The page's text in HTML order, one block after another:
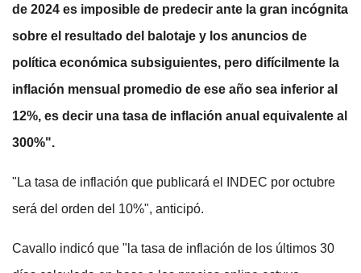
de 2024 es imposible de predecir ante la gran incógnita
sobre el resultado del balotaje y los anuncios de
política económica subsiguientes, pero difícilmente la
inflación mensual promedio de ese año sea inferior al
12%, es decir una tasa de inflación anual equivalente al
300%".
"La tasa de inflación que publicará el INDEC por octubre
será del orden del 10%", anticipó.
Cavallo indicó que "la tasa de inflación de los últimos 30